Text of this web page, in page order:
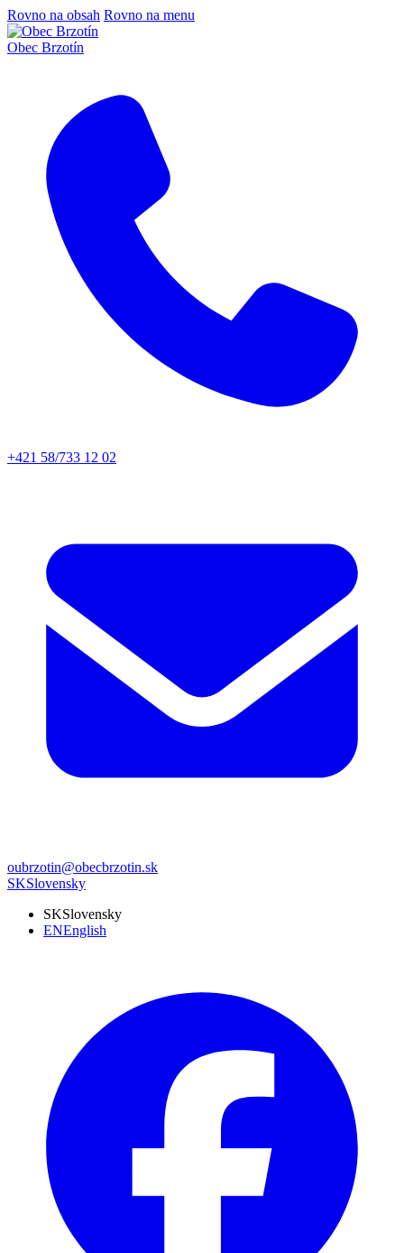
Rovno na obsah Rovno na menu
Obec Brzotín
+421 58/733 12 02
oubrzotin@obecbrzotin.sk
SKSlovensky
SKSlovensky
ENEnglish